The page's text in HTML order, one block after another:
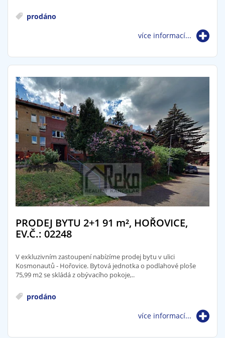
prodáno
více informací...
PRODEJ BYTU 2+1 91 m², HOŘOVICE,
EV.Č.: 02248
V exkluzivním zastoupení nabízíme prodej bytu v ulici
Kosmonautů - Hořovice. Bytová jednotka o podlahové ploše
75,99 m2 se skládá z obývacího pokoje,..
prodáno
více informací...